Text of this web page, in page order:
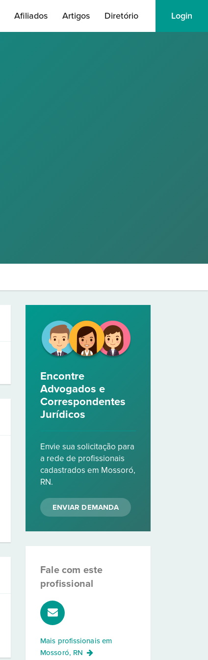
Afiliados Artigos Diretório Login
Encontre
Advogados e
Correspondentes
Jurídicos
Envie sua solicitação para
a rede de profissionais
cadastrados em Mossoró,
RN.
ENVIAR DEMANDA
Fale com este
profissional
Mais profissionais em
Mossoró, RN